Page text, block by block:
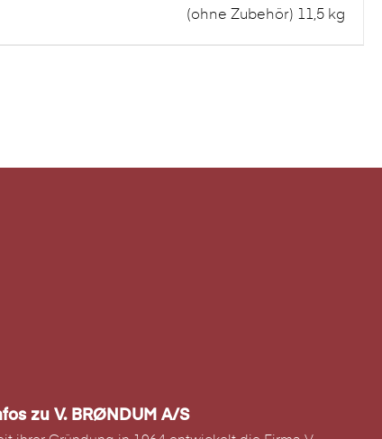
(ohne Zubehör) 11,5 kg
zu V. BRØNDUM A/S